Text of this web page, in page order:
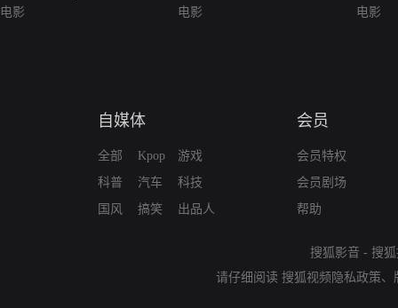
电影
电影
电影
自媒体
全部
科普
国风
Kpop
汽车
搞笑
游戏
科技
出品人
会员
会员特权
会员剧场
帮助
搜狐影音 - 搜
请仔细阅读 搜狐视频隐私政策、